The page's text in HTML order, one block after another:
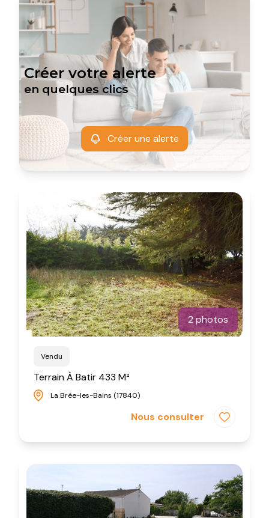
Créer votre alerte
en quelques clics
Créer une alerte
2 photos
Vendu
Terrain À Batir 433 M²
La Brée-les-Bains (17840)
Nous consulter